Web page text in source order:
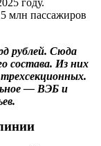
году.
млн пассажиров
рублей. Сюда
состава. Из них
— ВЭБ и